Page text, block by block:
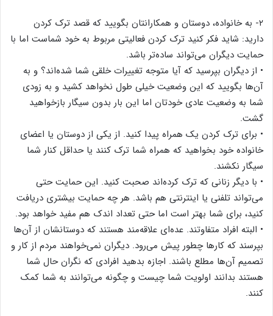
۲- به خانواده، دوستان و همکارانتان بگویید که قصد ترک کردن
دارید: شاید فکر کنید ترک کردن فعالیتی مربوط به خود شماست اما با
حمایت دیگران می‌تواند ساده‌تر باشد.
• از دیگران بپرسید که آیا متوجه تغییرات خلقی شما شده‌اند؟ و به
آن‌ها بگویید که این وضعیت خیلی طول نخواهد کشید و به زودی
شما به وضعیت عادی خودتان اما این بار بدون سیگار بازخواهید
گشت.
• برای ترک کردن یک همراه پیدا کنید. از یکی از دوستان یا اعضای
خانواده خود بخواهید که همراه شما ترک کنند یا حداقل کنار شما
سیگار نکشند.
• با دیگر زنانی که ترک کرده‌اند صحبت کنید. این حمایت حتی
می‌تواند تلفنی یا اینترنتی هم باشد. هر چه حمایت بیشتری دریافت
کنید، برای شما بهتر است اما حتی تعداد اندک هم مفید خواهد بود.
• البته افراد متفاوتند. عده‌ای علاقه‌مند هستند که دوستانشان از آن‌ها
بپرسند که کارها چطور پیش می‌رود. دیگران نمی‌خواهند مردم از کار و
تصمیم آن‌ها مطلع باشند. اجازه بدهید افرادی که نگران حال شما
هستند بدانند اولویت شما چیست و چگونه می‌توانند به شما کمک
کنند.